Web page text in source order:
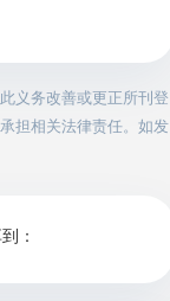
义务改善或更正所刊登
担相关法律责任。如发
：